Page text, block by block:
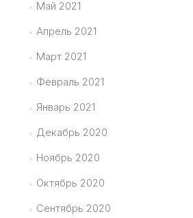
Май 2021
Апрель 2021
Март 2021
Февраль 2021
Январь 2021
Декабрь 2020
Ноябрь 2020
Октябрь 2020
Сентябрь 2020